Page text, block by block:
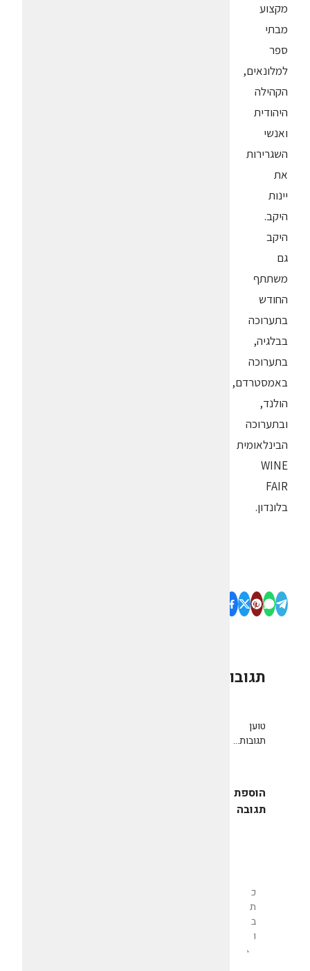
מקצוע
מבתי
ספר
למלונאים,
הקהילה
היהודית
ואנשי
השגרירות
את
יינות
היקב.
היקב
גם
משתתף
החודש
בתערוכה
בבלגיה,
בתערוכה
באמסטרדם,
הולנד,
ובתערוכה
הבינלאומית
WINE
FAIR
בלונדון.
תגובות
טוען
תגובות...
הוספת
תגובה